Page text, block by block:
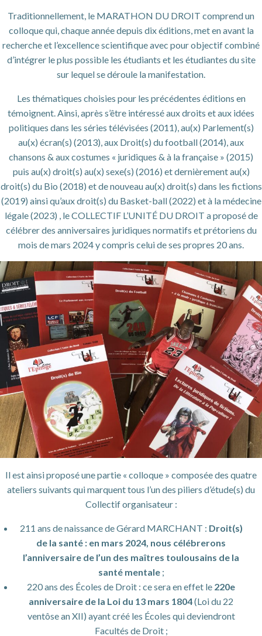
Traditionnellement, le MARATHON DU DROIT comprend un
colloque qui, chaque année depuis dix éditions, met en avant la
recherche et l’excellence scientifique avec pour objectif combiné
d’intégrer le plus possible les étudiants et les étudiantes du site
sur lequel se déroule la manifestation.
Les thématiques choisies pour les précédentes éditions en
témoignent. Ainsi, après s’être intéressé aux droits et aux idées
politiques dans les séries télévisées (2011), au(x) Parlement(s)
au(x) écran(s) (2013), aux Droit(s) du football (2014), aux
chansons & aux costumes « juridiques & à la française » (2015)
puis au(x) droit(s) au(x) sexe(s) (2016) et dernièrement au(x)
droit(s) du Bio (2018) et de nouveau au(x) droit(s) dans les fictions
(2019) ainsi qu’aux droit(s) du Basket-ball (2022) et à la médecine
légale (2023) , le COLLECTIF L’UNITÉ DU DROIT a proposé de
célébrer des anniversaires juridiques normatifs et prétoriens du
mois de mars 2024 y compris celui de ses propres 20 ans.
Il est ainsi proposé une partie « colloque » composée des quatre
ateliers suivants qui marquent tous l’un des piliers d’étude(s) du
Collectif organisateur :
211 ans de naissance de Gérard MARCHANT : Droit(s)
de la santé : en mars 2024, nous célébrerons
l’anniversaire de l’un des maîtres toulousains de la
santé mentale;
220 ans des Écoles de Droit : ce sera en effet le 220e
anniversaire de la Loi du 13 mars 1804(Loi du 22
ventôse an XII) ayant créé les Écoles qui deviendront
Facultés de Droit ;